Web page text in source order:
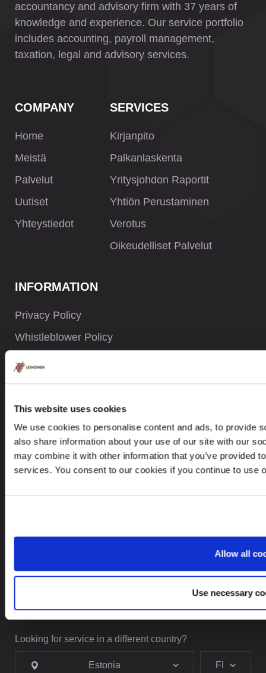
This website uses cookies
We use cookies to personalise content and ads, to provide
also share information about your use of our site with our
may combine it with other information that you’ve provided
services. You consent to our cookies if you continue to use
Allow all
Use necessary
accountancy and advisory firm with 37 years of
knowledge and experience. Our service portfolio
includes accounting, payroll management,
taxation, legal and advisory services.
COMPANY
Home
Meistä
Palvelut
Uutiset
Yhteystiedot
SERVICES
Kirjanpito
Palkanlaskenta
Yritysjohdon Raportit
Yhtiön Perustaminen
Verotus
Oikeudelliset Palvelut
INFORMATION
Privacy Policy
Whistleblower Policy
Careers
Site Map
CONTACTS
+372 61 17 700
Looking for service in a different country?
Estonia FI